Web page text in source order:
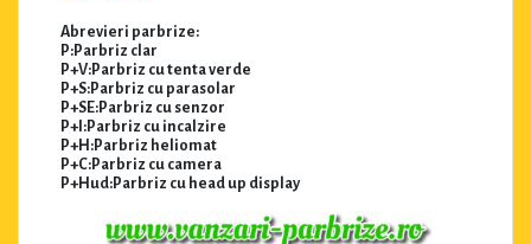
Abrevieri parbrize:
P:Parbriz clar
P+V:Parbriz cu tenta verde
P+S:Parbriz cu parasolar
P+SE:Parbriz cu senzor
P+I:Parbriz cu incalzire
P+H:Parbriz heliomat
P+C:Parbriz cu camera
P+Hud:Parbriz cu head up display